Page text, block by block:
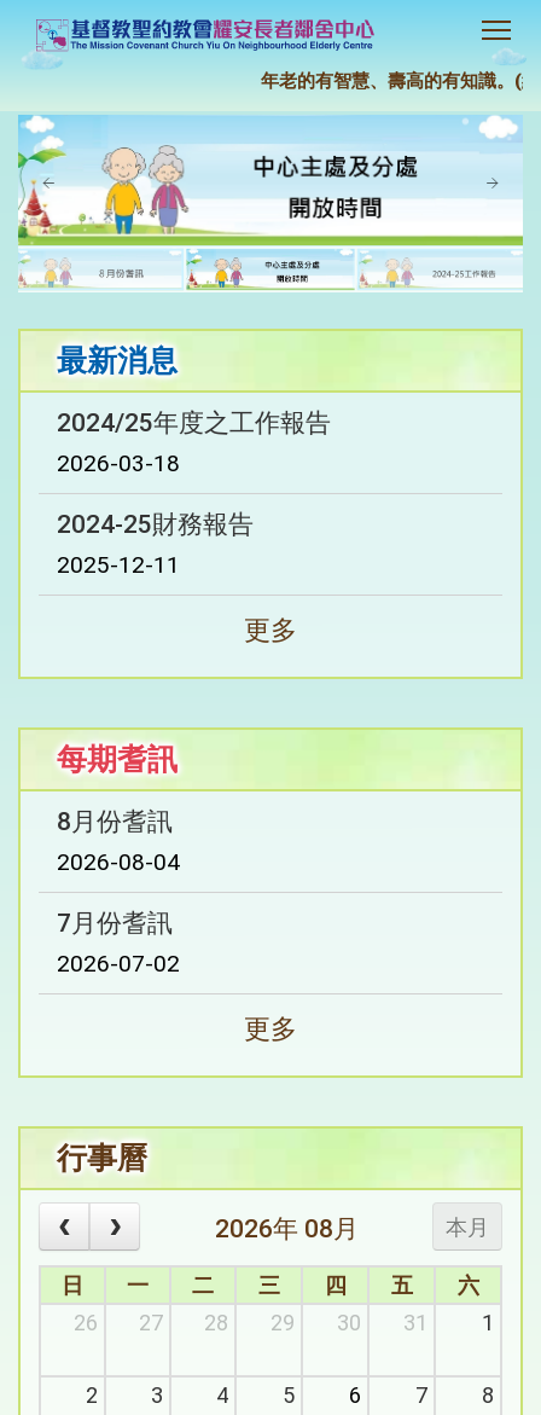
年老的有智慧、壽高的有知識。(約
最新消息
2024/25年度之工作報告
2026-03-18
2024-25財務報告
2025-12-11
更多
每期耆訊
8月份耆訊
2026-08-04
7月份耆訊
2026-07-02
更多
行事曆
本月
2026年 08月
日 一 二 三 四 五
六
26
27 28 29 30 31 1
2 3 4 5 6 7 8